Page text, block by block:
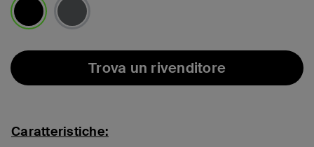
Trova un rivenditore
Caratteristiche: